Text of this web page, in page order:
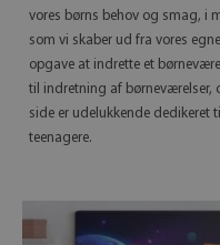
vores børns behov og smag, i
som vi skaber ud fra vores
opgave at indrette et
til indretning af børneværelser,
side er udelukkende dedikeret
teenagere.